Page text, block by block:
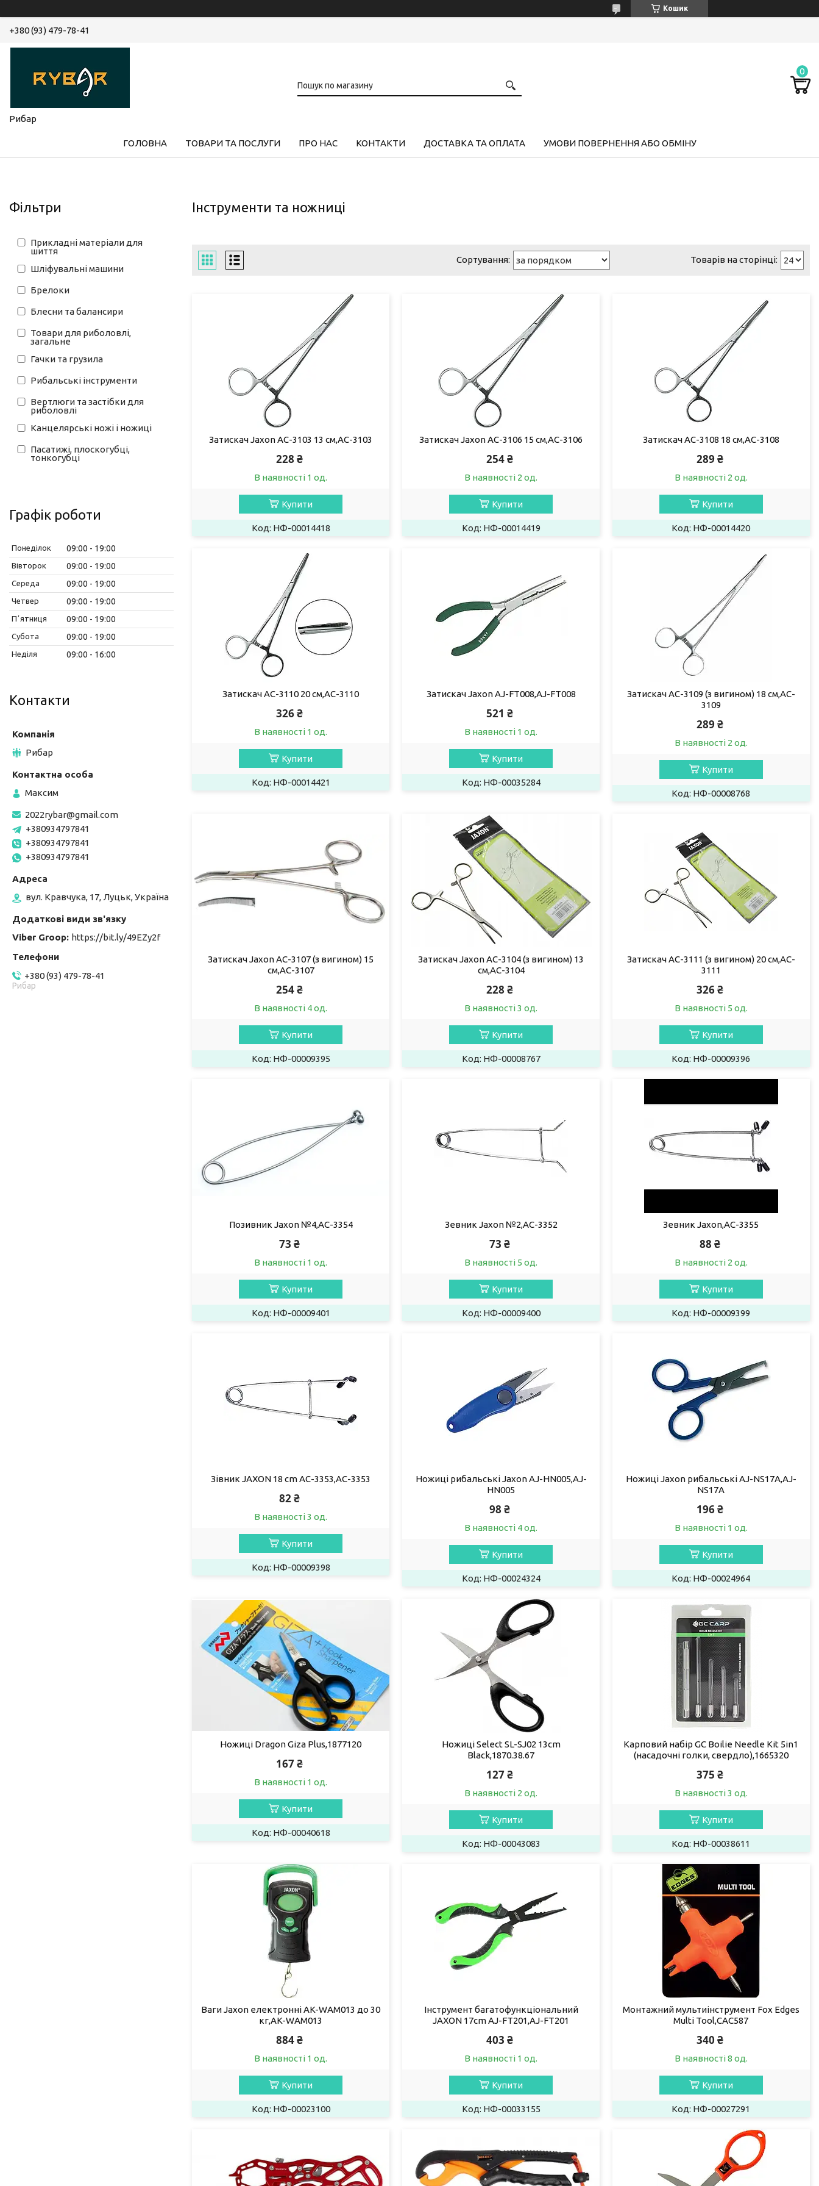
Кошик
+380 (93) 479-78-41
Рибар
ГОЛОВНА ТОВАРИ ТА ПОСЛУГИ ПРО НАС КОНТАКТИ ДОСТАВКА ТА ОПЛАТА УМОВИ ПОВЕРНЕННЯ АБО ОБМІНУ
Інструменти та ножниці
Затискач Jaxon AC-3103 13 см,AC-3103
228 ₴
В наявності 1 од.
Купити
НФ-00014418
Затискач Jaxon AC-3106 15 см,AC-3106
254 ₴
В наявності 2 од.
Купити
НФ-00014419
Затискач AC-3108 18 см,AC-3108
289 ₴
В наявності 2 од.
Купити
НФ-00014420
Затискач АС-3110 20 см,AC-3110
326 ₴
В наявності 1 од.
Купити
НФ-00014421
Затискач Jaxon AJ-FT008,AJ-FT008
521 ₴
В наявності 1 од.
Купити
НФ-00035284
Затискач AC-3109 (з вигином) 18 см,AC-
3109
289 ₴
В наявності 2 од.
Купити
НФ-00008768
Затискач Jaxon AC-3107 (з вигином) 15
см,AC-3107
254 ₴
В наявності 4 од.
Купити
НФ-00009395
Затискач Jaxon AC-3104 (з вигином) 13
см,AC-3104
228 ₴
В наявності 3 од.
Купити
НФ-00008767
Затискач АС-3111 (з вигином) 20 см,AC-
3111
326 ₴
В наявності 5 од.
Купити
НФ-00009396
Позивник Jaxon №4,AC-3354
73 ₴
В наявності 1 од.
Купити
НФ-00009401
Зевник Jaxon №2,AC-3352
73 ₴
В наявності 5 од.
Купити
НФ-00009400
Зевник Jaxon,AC-3355
88 ₴
В наявності 2 од.
Купити
НФ-00009399
Зівник JAXON 18 cm AC-3353,AC-3353
82 ₴
В наявності 3 од.
Купити
НФ-00009398
Ножиці рибальські Jaxon AJ-HN005,AJ-
HN005
98 ₴
В наявності 4 од.
Купити
НФ-00024324
Ножиці Jaxon рибальські AJ-NS17A,AJ-
NS17A
196 ₴
В наявності 1 од.
Купити
НФ-00024964
Ножиці Dragon Giza Plus,1877120
167 ₴
В наявності 1 од.
Купити
НФ-00040618
Ножиці Select SL-SJ02 13cm
Black,1870.38.67
127 ₴
В наявності 2 од.
Купити
НФ-00043083
Карповий набір GC Boilie Needle Kit 5in1
(насадочні голки, свердло),1665320
375 ₴
В наявності 3 од.
Купити
НФ-00038611
Ваги Jaxon електронні AK-WAM013 до 30
кг,AK-WAM013
884 ₴
В наявності 1 од.
Купити
НФ-00023100
Інструмент багатофункціональний
JAXON 17cm AJ-FT201,AJ-FT201
403 ₴
В наявності 1 од.
Купити
НФ-00033155
Монтажний мультиінструмент Fox Edges
Multi Tool,CAC587
340 ₴
В наявності 8 од.
Купити
НФ-00027291
Фільтри
Прикладні матеріали для
шиття
Шліфувальні машини
Брелоки
Блесни та балансири
Товари для риболовлі,
загальне
Гачки та грузила
Рибальські інструменти
Вертлюги та застібки для
риболовлі
Канцелярські ножі і ножиці
Пасатижі, плоскогубці,
тонкогубці
Графік роботи
Понеділок 09:00 19:00
Вівторок 09:00 19:00
Середа 09:00 19:00
Четвер 09:00 19:00
Пʼятниця 09:00 19:00
Субота 09:00 19:00
Неділя 09:00 16:00
Контакти
Рибар
Максим
2022rybar@gmail.com
+380934797841
+380934797841
+380934797841
вул. Кравчука, 17, Луцьк, Україна
Viber Groop https://bit.ly/49EZy2f
+380 (93) 479-78-41
Рибар